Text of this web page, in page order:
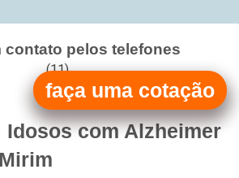
contato pelos telefones
(11)
(11)
Idosos com Alzheimer
faça uma cotação